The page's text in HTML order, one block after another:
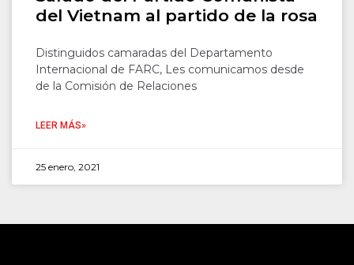
del Vietnam al partido de la rosa
Distinguidos camaradas del Departamento
Internacional de FARC, Les comunicamos desde
de la Comisión de Relaciones
LEER MÁS»
25 enero, 2021